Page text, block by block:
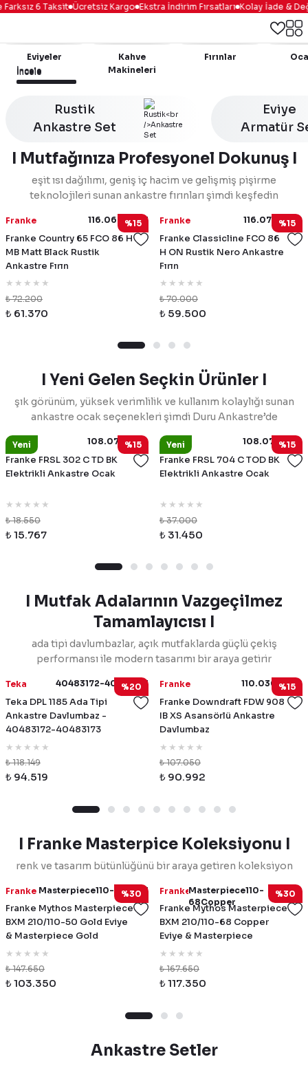
6 Taksit Ücretsiz Kargo Ekstra İndirim Fırsatları Kolay İade &
Eviyeler
Kahve
Makineleri
Fırınlar
İncele
İncele
İncele
İncele
Rustik
Ankastre Set
Eviye
Armatür
I Mutfağınıza Profesyonel Dokunuş I
eşit ısı dağılımı, geniş iç hacim ve gelişmiş pişirme
teknolojileri sunan ankastre fırınları şimdi keşfedin
%15
Franke 116.0696.543
Franke Country 65 FCO 86 H
MB Matt Black Rustik
Ankastre Fırın
₺ 72.200
₺ 61.370
%15
Franke 116.0737.942
Franke Classicline FCO 86
H ON Rustik Nero Ankastre
Fırın
₺ 70.000
₺ 59.500
I Yeni Gelen Seçkin Ürünler I
şık görünüm, yüksek verimlilik ve kullanım kolaylığı sunan
ankastre ocak seçenekleri şimdi Duru Ankastre’de
Yeni %15
Franke 108.0755.310
Franke FRSL 302 C TD BK
Elektrikli Ankastre Ocak
₺ 18.550
₺ 15.767
Yeni %15
Franke 108.0755.312
Franke FRSL 704 C TOD BK
Elektrikli Ankastre Ocak
₺ 37.000
₺ 31.450
Ankastre Setler
I Franke Masterpice Koleksiyonu I
renk ve tasarım bütünlüğünü bir araya getiren koleksiyon
%30
Franke Masterpiece110-50Gold
Franke Mythos Masterpiece
BXM 210/110-50 Gold Eviye
& Masterpiece Gold
Armatür & Gold Sabunluk
₺ 147.650
₺ 103.350
%30
FrankeMasterpiece110-
68Copper
Franke Mythos Masterpiece
BXM 210/110-68 Copper
Eviye & Masterpiece
Copper Armatür & Copper
Sabunluk
₺ 167.650
₺ 117.350
I Mutfak Adalarının Vazgeçilmez
Tamamlayıcısı I
ada tipi davlumbazlar, açık mutfaklarda güçlü çekiş
performansı ile modern tasarımı bir araya getirir
%20
Teka 40483172-40483173
Teka DPL 1185 Ada Tipi
Ankastre Davlumbaz -
40483172-40483173
₺ 118.149
₺ 94.519
%15
Franke 110.0365.588
Franke Downdraft FDW 908
IB XS Asansörlü Ankastre
Davlumbaz
₺ 107.050
₺ 90.992